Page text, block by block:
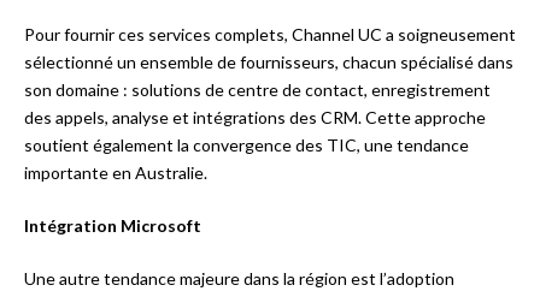
Pour fournir ces services complets, Channel UC a soigneusement
sélectionné un ensemble de fournisseurs, chacun spécialisé dans
son domaine : solutions de centre de contact, enregistrement
des appels, analyse et intégrations des CRM. Cette approche
soutient également la convergence des TIC, une tendance
importante en Australie.
Intégration Microsoft
Une autre tendance majeure dans la région est l’adoption